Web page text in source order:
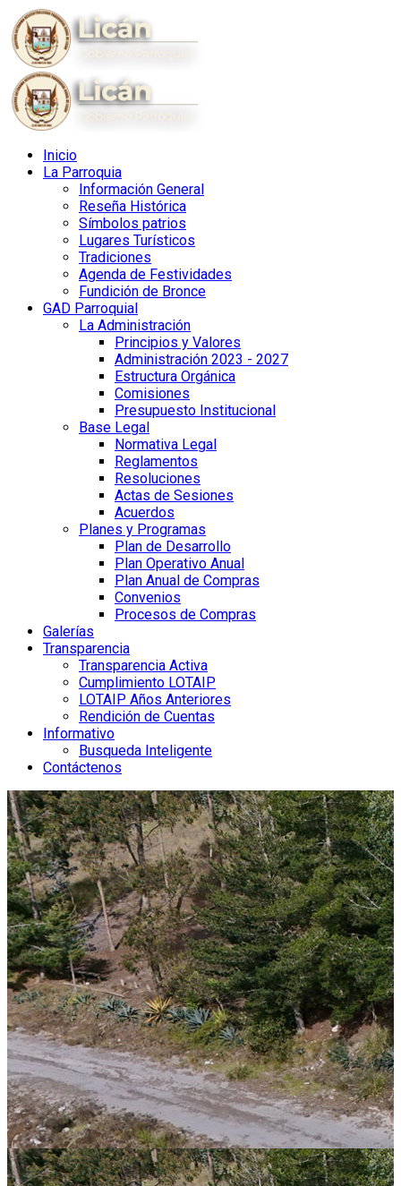
Inicio
La Parroquia
Información General
Reseña Histórica
Símbolos patrios
Lugares Turísticos
Tradiciones
Agenda de Festividades
Fundición de Bronce
GAD Parroquial
La Administración
Principios y Valores
Administración 2023 - 2027
Estructura Orgánica
Comisiones
Presupuesto Institucional
Base Legal
Normativa Legal
Reglamentos
Resoluciones
Actas de Sesiones
Acuerdos
Planes y Programas
Plan de Desarrollo
Plan Operativo Anual
Plan Anual de Compras
Convenios
Procesos de Compras
Galerías
Transparencia
Transparencia Activa
Cumplimiento LOTAIP
LOTAIP Años Anteriores
Rendición de Cuentas
Informativo
Busqueda Inteligente
Contáctenos